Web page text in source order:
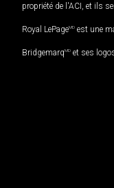
propriété de l'ACI, et ils
Royal LePageMD est une
BridgemarqMD et ses